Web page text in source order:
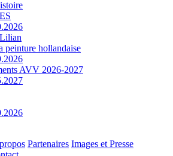
peinture hollandaise
AVV 2026-2027
Partenaires Images et Presse